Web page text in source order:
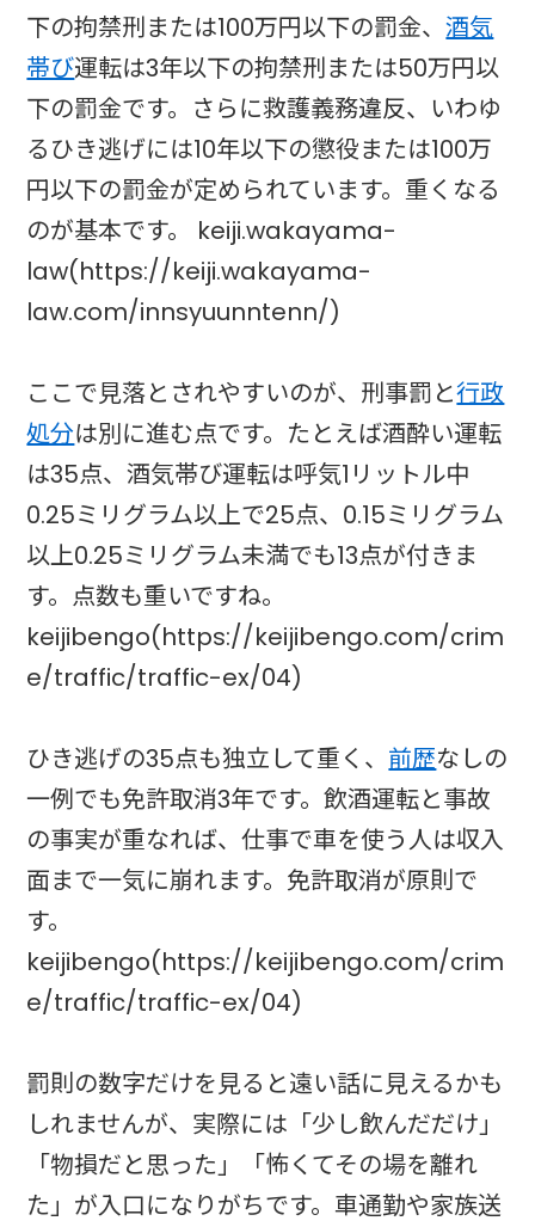
下の拘禁刑または100万円以下の罰金、酒気
帯び運転は3年以下の拘禁刑または50万円以
下の罰金です。さらに救護義務違反、いわゆ
るひき逃げには10年以下の懲役または100万
円以下の罰金が定められています。重くなる
のが基本です。 keiji.wakayama-
law(https://keiji.wakayama-
law.com/innsyuunntenn/)
ここで見落とされやすいのが、刑事罰と行政
処分は別に進む点です。たとえば酒酔い運転
は35点、酒気帯び運転は呼気1リットル中
0.25ミリグラム以上で25点、0.15ミリグラム
以上0.25ミリグラム未満でも13点が付きま
す。点数も重いですね。
keijibengo(https://keijibengo.com/crim
e/traffic/traffic-ex/04)
ひき逃げの35点も独立して重く、 前歴なしの
一例でも免許取消3年です。飲酒運転と事故
の事実が重なれば、仕事で車を使う人は収入
面まで一気に崩れます。免許取消が原則で
す。
keijibengo(https://keijibengo.com/crim
e/traffic/traffic-ex/04)
罰則の数字だけを見ると遠い話に見えるかも
しれませんが、実際には「少し飲んだだけ」
「物損だと思った」「怖くてその場を離れ
た」が入口になりがちです。車通勤や家族送